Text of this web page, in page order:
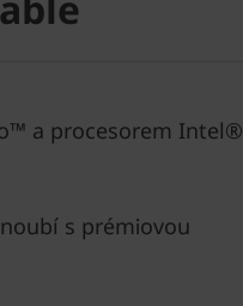
a procesorem Intel®
s prémiovou